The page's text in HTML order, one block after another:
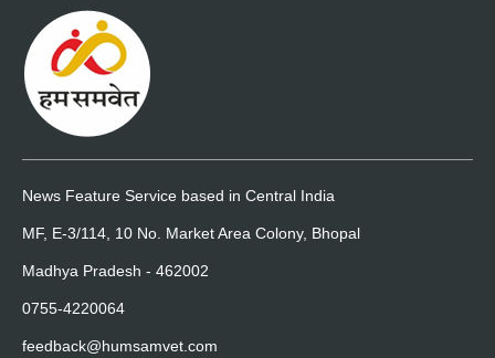
News Feature Service based in Central India
MF, E-3/114, 10 No. Market Area Colony, Bhopal
Madhya Pradesh - 462002
0755-4220064
feedback@humsamvet.com